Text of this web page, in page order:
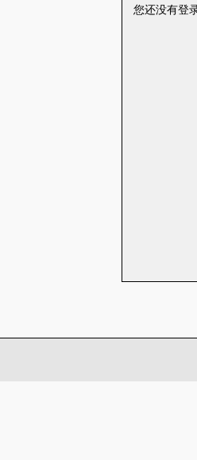
您还没有登